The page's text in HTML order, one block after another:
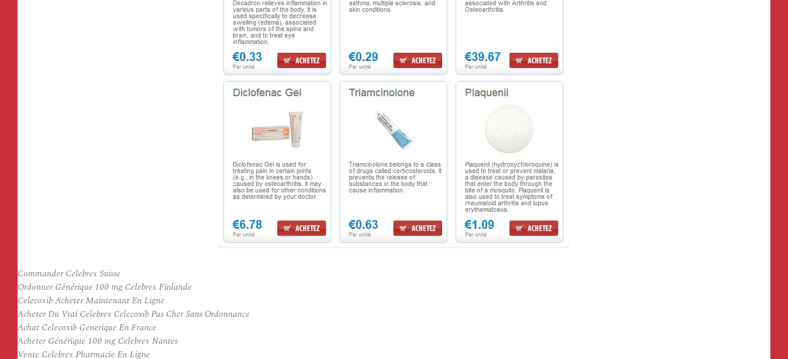
Commander Celebrex Suisse
Ordonner Générique 100 mg Celebrex Finlande
Celecoxib Acheter Maintenant En Ligne
Acheter Du Vrai Celebrex Celecoxib Pas Cher Sans Ordonnance
Achat Celecoxib Generique En France
Acheter Générique 100 mg Celebrex Nantes
Vente Celebrex Pharmacie En Ligne